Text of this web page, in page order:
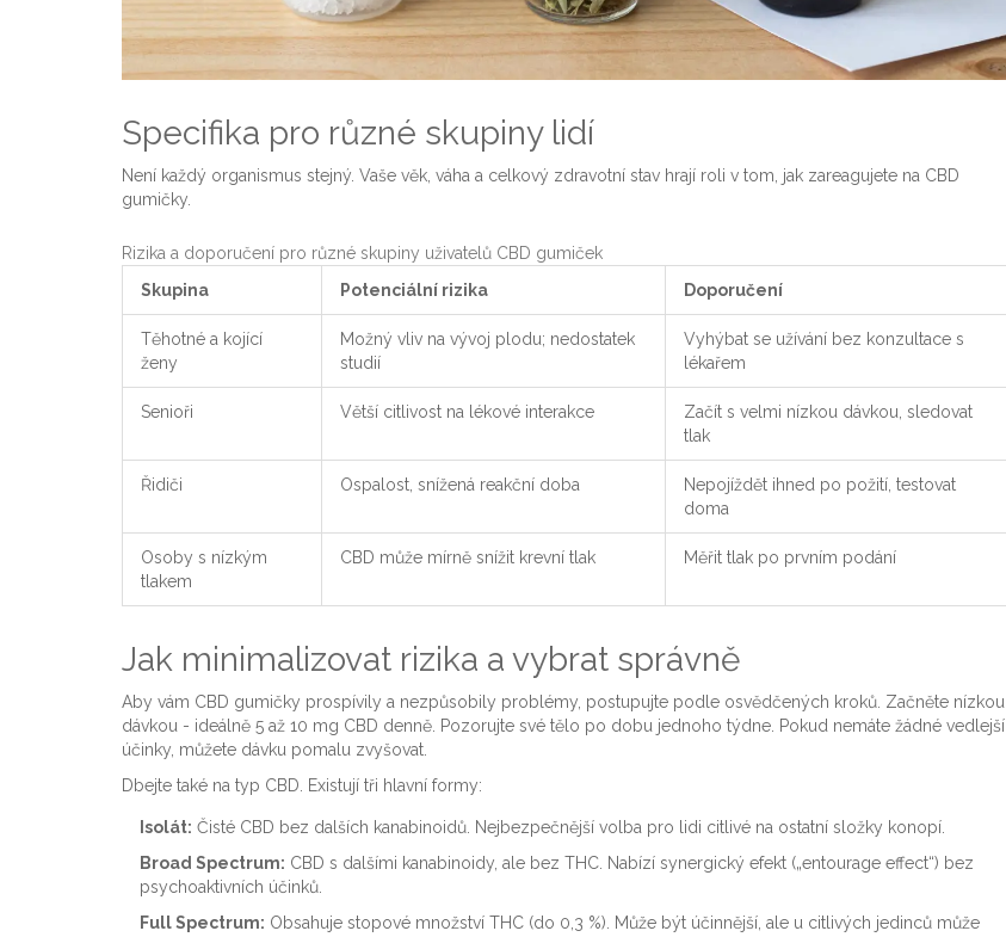
Specifika pro různé skupiny lidí
Není každý organismus stejný. Vaše věk, váha a celkový zdravotní stav hrají roli v tom, jak zareagujete na CBD
gumičky.
Rizika a doporučení pro různé skupiny uživatelů CBD gumiček
Skupina
Potenciální rizika Doporučení
Těhotné a kojící
ženy
Možný vliv na vývoj plodu; nedostatek
studií
Vyhýbat se užívání bez konzultace s
lékařem
Senioři Větší citlivost na lékové interakce
Začít s velmi nízkou dávkou, sledovat
tlak
Řidiči Ospalost, snížená reakční doba
Nepojíždět ihned po požití, testovat
doma
Osoby s nízkým
tlakem
CBD může mírně snížit krevní tlak Měřit tlak po prvním podání
Jak minimalizovat rizika a vybrat správně
Aby vám CBD gumičky prospívily a nezpůsobily problémy, postupujte podle osvědčených kroků. Začněte nízkou
dávkou - ideálně 5 až 10 mg CBD denně. Pozorujte své tělo po dobu jednoho týdne. Pokud nemáte žádné vedlejší
účinky, můžete dávku pomalu zvyšovat.
Dbejte také na typ CBD. Existují tři hlavní formy:
Isolát: Čisté CBD bez dalších kanabinoidů. Nejbezpečnější volba pro lidi citlivé na ostatní složky konopí.
Broad Spectrum: CBD s dalšími kanabinoidy, ale bez THC. Nabízí synergický efekt („entourage effect“) bez
psychoaktivních účinků.
Full Spectrum: Obsahuje stopové množství THC (do 0,3 %). Může být účinnější, ale u citlivých jedinců může